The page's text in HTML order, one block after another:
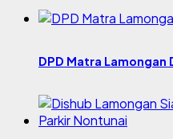
DPD Matra Lamongan